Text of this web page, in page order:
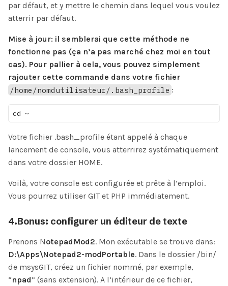
par défaut, et y mettre le chemin dans lequel vous voulez
atterrir par défaut.
Mise à jour: il semblerai que cette méthode ne
fonctionne pas (ça n’a pas marché chez moi en tout
cas). Pour pallier à cela, vous pouvez simplement
rajouter cette commande dans votre fichier
/home/nomdutilisateur/.bash_profile :
Votre fichier .bash_profile étant appelé à chaque
lancement de console, vous atterrirez systématiquement
dans votre dossier HOME.
Voilà, votre console est configurée et prête à l’emploi.
Vous pourrez utiliser GIT et PHP immédiatement.
4.Bonus: configurer un éditeur de texte
Prenons NotepadMod2. Mon exécutable se trouve dans:
D:\Apps\Notepad2-modPortable. Dans le dossier /bin/
de msysGIT, créez un fichier nommé, par exemple,
“npad” (sans extension). A l’intérieur de ce fichier,